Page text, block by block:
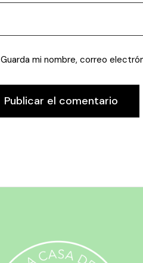
Guarda mi nombre, correo
Publicar el comentario